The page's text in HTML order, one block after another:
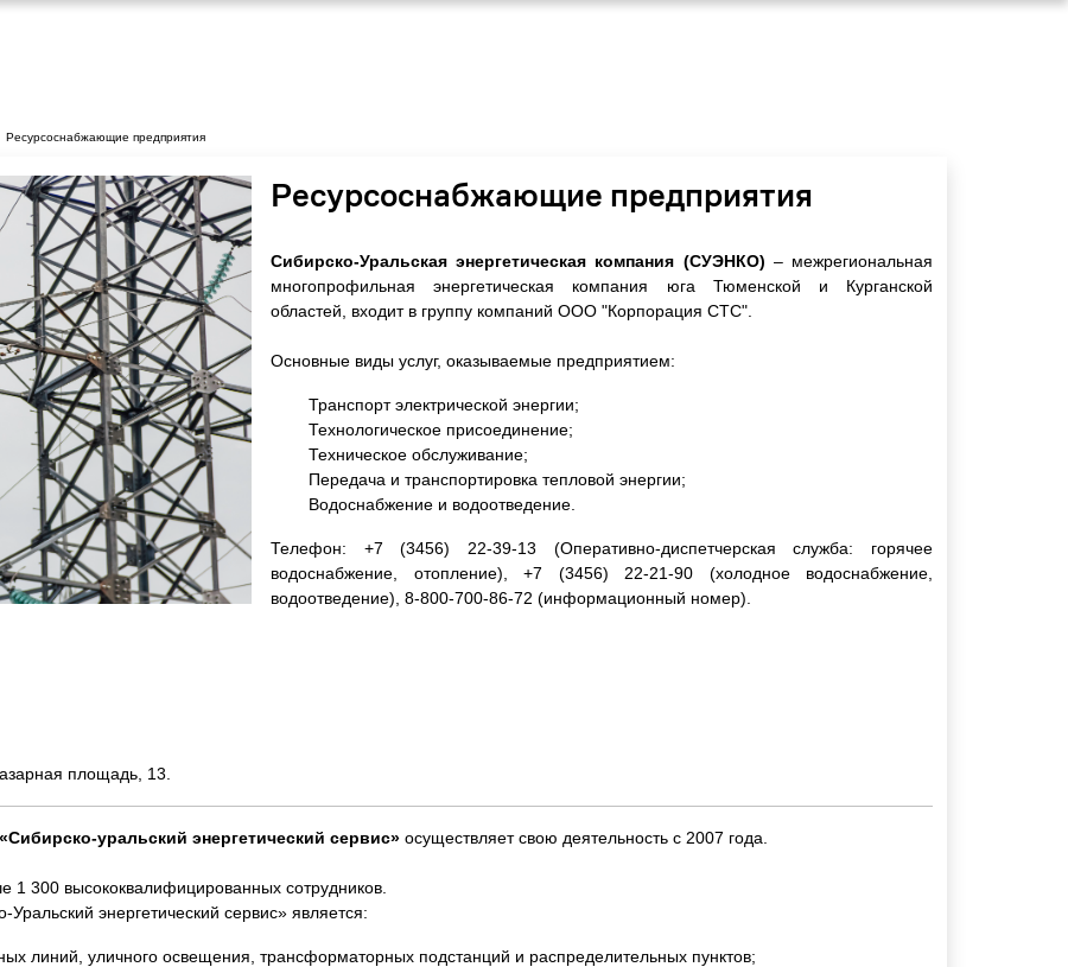
Ресурсоснабжающие предприятия
Ресурсоснабжающие предприятия
Сибирско-Уральская энергетическая компания (СУЭНКО) – межрегиональная
многопрофильная энергетическая компания юга Тюменской и Курганской
областей, входит в группу компаний ООО "Корпорация СТС".
Основные виды услуг, оказываемые предприятием:
Транспорт электрической энергии;
Технологическое присоединение;
Техническое обслуживание;
Передача и транспортировка тепловой энергии;
Водоснабжение и водоотведение.
Телефон: +7 (3456) 22-39-13 (Оперативно-диспетчерская служба: горячее
водоснабжение, отопление), +7 (3456) 22-21-90 (холодное водоснабжение,
водоотведение), 8-800-700-86-72 (информационный номер).
площадь, 13.
уральский энергетический сервис» осуществляет свою деятельность с 2007 года.
300 высококвалифицированных сотрудников.
энергетический сервис» является:
линий, уличного освещения, трансформаторных подстанций и распределительных пунктов;